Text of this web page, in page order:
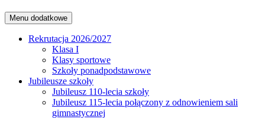
Menu dodatkowe
Rekrutacja 2026/2027
Klasa I
Klasy sportowe
Szkoły ponadpodstawowe
Jubileusze szkoły
Jubileusz 110-lecia szkoły
Jubileusz 115-lecia połączony z odnowieniem sali
gimnastycznej